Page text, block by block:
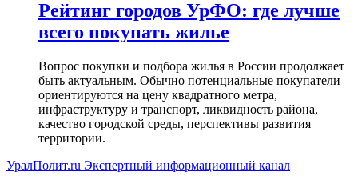
Рейтинг городов УрФО: где лучше
всего покупать жилье
Вопрос покупки и подбора жилья в России продолжает
быть актуальным. Обычно потенциальные покупатели
ориентируются на цену квадратного метра,
инфраструктуру и транспорт, ликвидность района,
качество городской среды, перспективы развития
территории.
УралПолит.ru Экспертный информационный канал